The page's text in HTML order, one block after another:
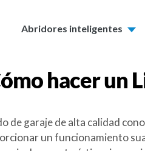
Abridores inteligentes
hacer un
de garaje de alta calidad
un funcionamiento